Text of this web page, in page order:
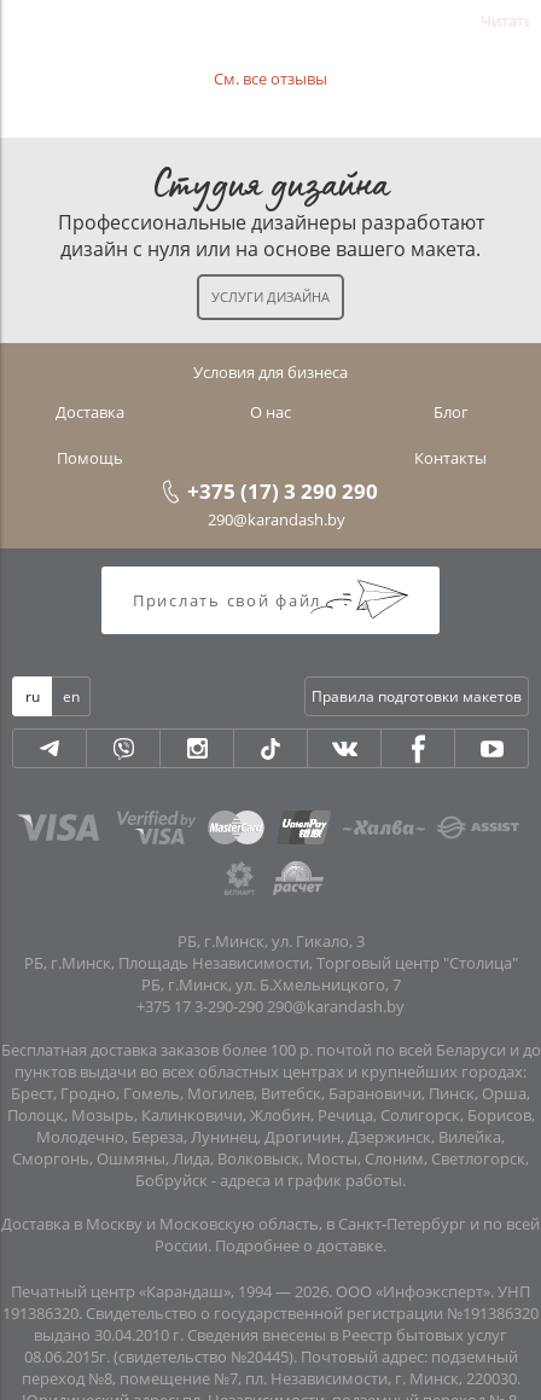
Читать
См. все отзывы
Студия дизайна
Профессиональные дизайнеры разработают
дизайн с нуля или на основе вашего макета.
Условия для бизнеса
Доставка
О нас Блог
Помощь Контакты
+375 (17) 3 290 290
290@karandash.by
Прислать свой файл
ru en Правила подготовки макетов
РБ, г.Минск, ул. Гикало, 3
РБ, г.Минск, Площадь Независимости, Торговый центр "Столица"
РБ, г.Минск, ул. Б.Хмельницкого, 7
+375 17 3-290-290 290@karandash.by
Бесплатная доставка заказов более 100 р. почтой по всей Беларуси и до
пунктов выдачи во всех областных центрах и крупнейших городах:
Брест, Гродно, Гомель, Могилев, Витебск, Барановичи, Пинск, Орша,
Полоцк, Мозырь, Калинковичи, Жлобин, Речица, Солигорск, Борисов,
Молодечно, Береза, Лунинец, Дрогичин, Дзержинск, Вилейка,
Сморгонь, Ошмяны, Лида, Волковыск, Мосты, Слоним, Светлогорск,
Бобруйск - адреса и график работы.
Доставка в Москву и Московскую область, в Санкт-Петербург и по всей
Росcии. Подробнее о доставке.
Печатный центр «Карандаш», 1994 — 2026. ООО «Инфоэксперт». УНП
191386320. Свидетельство о государственной регистрации №191386320
выдано 30.04.2010 г. Сведения внесены в Реестр бытовых услуг
08.06.2015г. (свидетельство №20445). Почтовый адрес: подземный
переход №8, помещение №7, пл. Независимости, г. Минск, 220030.